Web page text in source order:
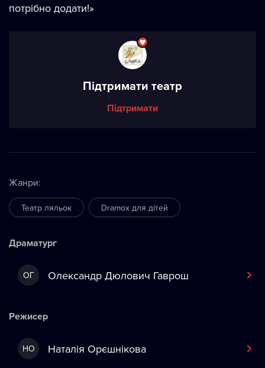
потрібно додати!»
Підтримати театр
Підтримати
Жанри:
Театр ляльок Dramox для дітей
Драматург
ОГ Олександр Дюлович Гаврош
Режисер
НО Наталія Орєшнікова